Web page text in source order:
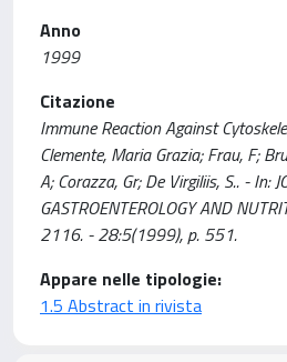
Anno
1999
Citazione
Immune Reaction Against
Clemente, Maria Grazia; Frau, F;
A; Corazza, Gr; De Virgiliis, S.. - In:
GASTROENTEROLOGY AND
2116. - 28:5(1999), p. 551.
Appare nelle tipologie:
1.5 Abstract in rivista